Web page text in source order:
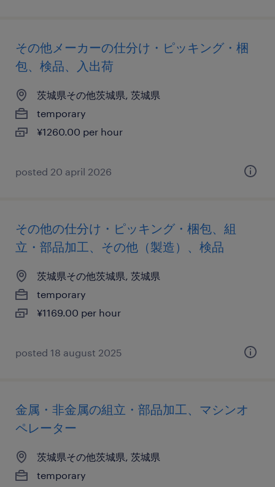
その他メーカーの仕分け・ピッキング・梱
包、検品、入出荷
茨城県その他茨城県, 茨城県
temporary
¥1260.00 per hour
posted 20 april 2026
その他の仕分け・ピッキング・梱包、組
立・部品加工、その他（製造）、検品
茨城県その他茨城県, 茨城県
temporary
¥1169.00 per hour
posted 18 august 2025
金属・非金属の組立・部品加工、マシンオ
ペレーター
茨城県その他茨城県, 茨城県
temporary